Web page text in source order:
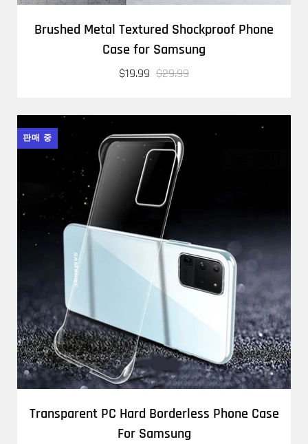
Brushed Metal Textured Shockproof Phone
Case for Samsung
$19.99 $29.99
판매 중
Transparent PC Hard Borderless Phone Case
For Samsung